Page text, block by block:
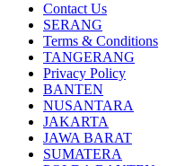
Contact Us
SERANG
Terms & Conditions
TANGERANG
Privacy Policy
BANTEN
NUSANTARA
JAKARTA
JAWA BARAT
SUMATERA